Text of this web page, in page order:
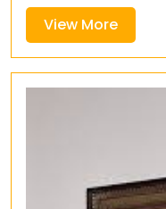
View MoreView
More